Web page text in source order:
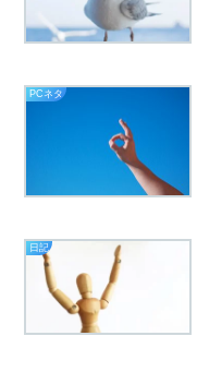
PCネタ
日記